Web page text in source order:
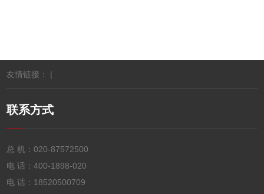
友情链接： |
联系方式
总 机：020-87572500
电 话：400-1898-020
电 话： 18520500709